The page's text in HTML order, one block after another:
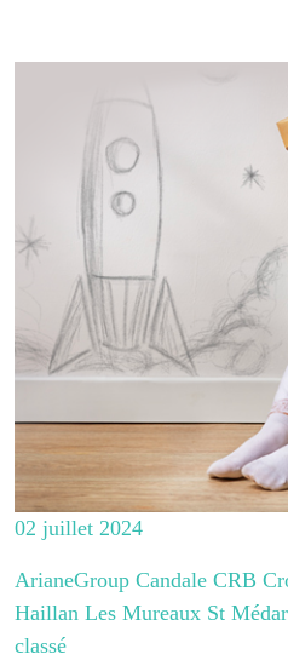
02 juillet 2024
ArianeGroup Candale CRB
Haillan Les Mureaux St
classé